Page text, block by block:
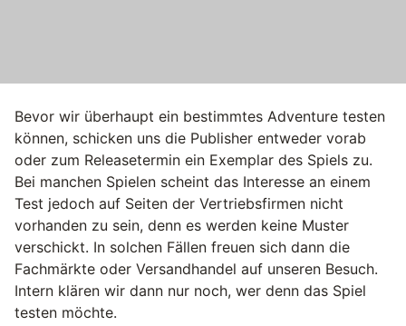
Bevor wir überhaupt ein bestimmtes Adventure testen
können, schicken uns die Publisher entweder vorab
oder zum Releasetermin ein Exemplar des Spiels zu.
Bei manchen Spielen scheint das Interesse an einem
Test jedoch auf Seiten der Vertriebsfirmen nicht
vorhanden zu sein, denn es werden keine Muster
verschickt. In solchen Fällen freuen sich dann die
Fachmärkte oder Versandhandel auf unseren Besuch.
Intern klären wir dann nur noch, wer denn das Spiel
testen möchte.